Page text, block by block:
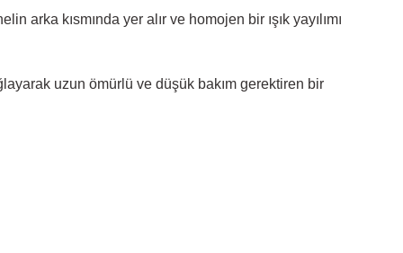
kısmında yer alır ve homojen bir ışık yayılımı
uzun ömürlü ve düşük bakım gerektiren bir